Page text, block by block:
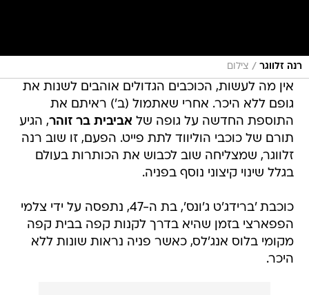
רנה זלווגר / צילום
אין מה לעשות, הכוכבים הגדולים אוהבים לשנות את
גופם ללא היכר. אחרי שאתמול (ב') ראיתם את
התוספת החדשה על גופה של אביבית בר זוהר, הגיע
תורם של כוכבי הוליווד לתת פייט. הפעם, זו שוב רנה
זלווגר, שמצליחה שוב לכבוש את הכותרות בעולם
בגלל שינוי קיצוני נוסף בפניה.
כוכבת 'ברידג'ט ג'ונס', בת ה-47, נתפסה על ידי צלמי
הפפארצי בזמן שהיא בדרך לקנות קפה בבית קפה
מקומי בלוס אנג'לס, כאשר פניה נראות שונות ללא
היכר.